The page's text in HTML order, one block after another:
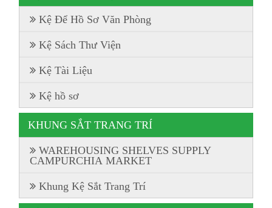
Kệ Để Hồ Sơ Văn Phòng
Kệ Sách Thư Viện
Kệ Tài Liệu
Kệ hồ sơ
KHUNG SẮT TRANG TRÍ
WAREHOUSING SHELVES SUPPLY
CAMPURCHIA MARKET
Khung Kệ Sắt Trang Trí